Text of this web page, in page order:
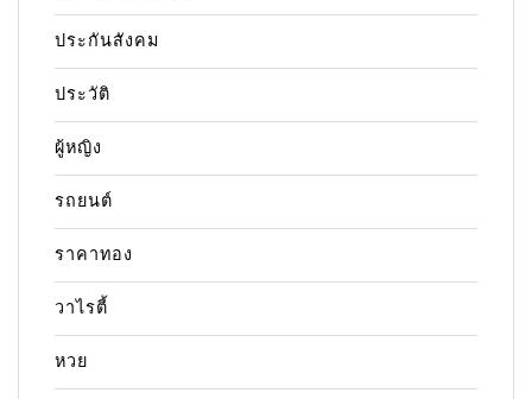
ประกันสังคม
ประวัติ
ผู้หญิง
รถยนต์
ราคาทอง
วาไรตี้
หวย